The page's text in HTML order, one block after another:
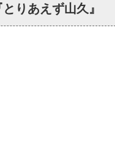
りあえず山久』